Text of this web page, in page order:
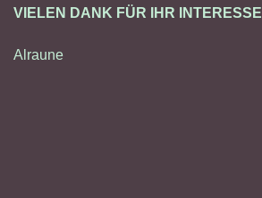
VIELEN DANK FÜR IHR INTERESSE
Alraune